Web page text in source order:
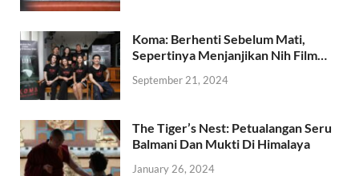
Koma: Berhenti Sebelum Mati,
Sepertinya Menjanjikan Nih Film…
September 21, 2024
The Tiger’s Nest: Petualangan Seru
Balmani Dan Mukti Di Himalaya
January 26, 2024